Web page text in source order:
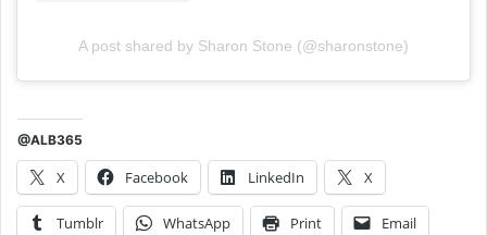
A post shared by Sharon Stone (@sharonstone)
@ALB365
X Facebook LinkedIn X
Tumblr WhatsApp Print Email